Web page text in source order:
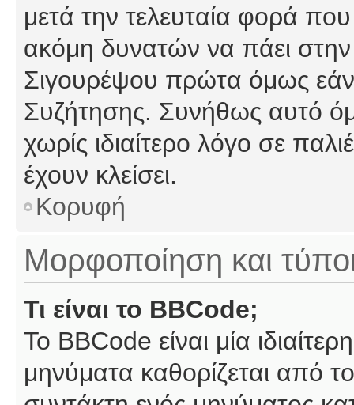
μετά την τελευταία φορά που
ακόμη δυνατών να πάει
Σιγουρέψου πρώτα όμως εάν
Συζήτησης. Συνήθως αυτό
χωρίς ιδιαίτερο λόγο σε
έχουν κλείσει.
Κορυφή
Μορφοποίηση και
Τι είναι το BBCode;
Το BBCode είναι μία
μηνύματα καθορίζεται από